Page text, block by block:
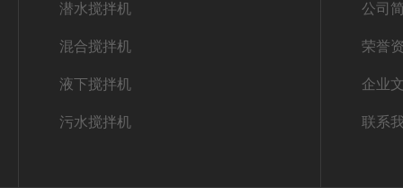
潜水搅拌机
混合搅拌机
液下搅拌机
污水搅拌机
公司
荣誉
企业
联系